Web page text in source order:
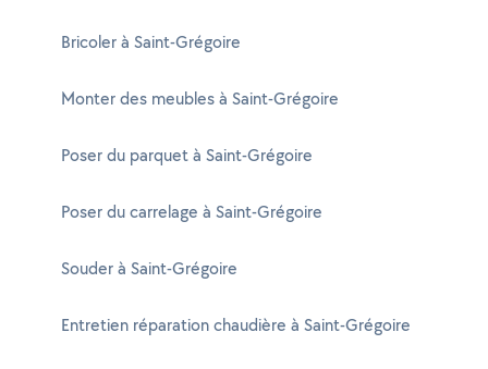
Bricoler à Saint-Grégoire
Monter des meubles à Saint-Grégoire
Poser du parquet à Saint-Grégoire
Poser du carrelage à Saint-Grégoire
Souder à Saint-Grégoire
Entretien réparation chaudière à Saint-Grégoire